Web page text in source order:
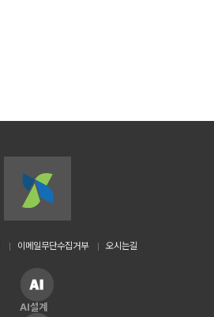
이메일무단수집거부 오시는길
AI설계